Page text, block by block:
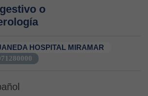
o
HOSPITAL MIRAMAR